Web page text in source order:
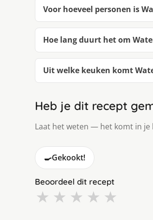
Voor hoeveel personen is
Hoe lang duurt het om
Uit welke keuken komt
Heb je dit recept
Laat het weten — het komt in je
🍳Gekookt!
Beoordeel dit recept
★ ★ ★ ★ ★